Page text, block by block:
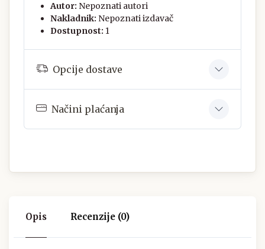
Autor: Nepoznati autori
Nakladnik: Nepoznati izdavač
Dostupnost: 1
Opcije dostave
Načini plaćanja
Opis Recenzije (0)